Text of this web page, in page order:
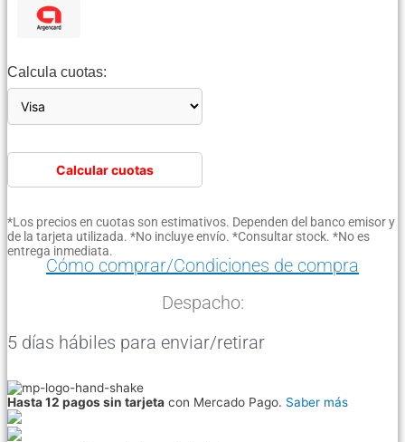
Calcula cuotas:
Calcular cuotas
*Los precios en cuotas son estimativos. Dependen del banco emisor y
de la tarjeta utilizada. *No incluye envío. *Consultar stock. *No es
entrega inmediata.
Cómo comprar/Condiciones de compra
Despacho:
5 días hábiles para enviar/retirar
Hasta 12 pagos sin tarjeta con Mercado Pago. Saber más